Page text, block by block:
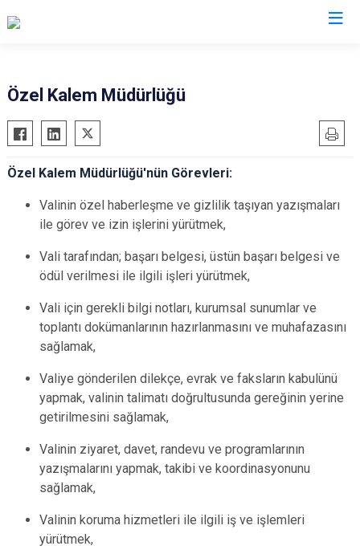
Özel Kalem Müdürlüğü
Özel Kalem Müdürlüğü'nün Görevleri:
Valinin özel haberleşme ve gizlilik taşıyan yazışmaları
ile görev ve izin işlerini yürütmek,
Vali tarafından; başarı belgesi, üstün başarı belgesi ve
ödül verilmesi ile ilgili işleri yürütmek,
Vali için gerekli bilgi notları, kurumsal sunumlar ve
toplantı dokümanlarının hazırlanmasını ve muhafazasını
sağlamak,
Valiye gönderilen dilekçe, evrak ve faksların kabulünü
yapmak, valinin talimatı doğrultusunda gereğinin yerine
getirilmesini sağlamak,
Valinin ziyaret, davet, randevu ve programlarının
yazışmalarını yapmak, takibi ve koordinasyonunu
sağlamak,
Valinin koruma hizmetleri ile ilgili iş ve işlemleri
yürütmek,